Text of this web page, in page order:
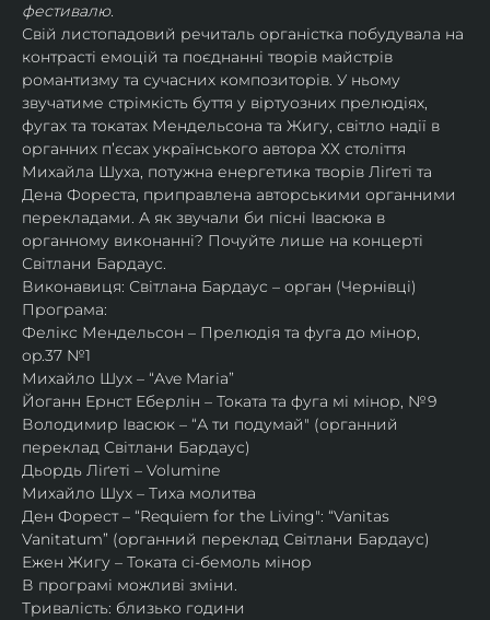
фестивалю.
Свій листопадовий речиталь органістка побудувала на
контрасті емоцій та поєднанні творів майстрів
романтизму та сучасних композиторів. У ньому
звучатиме стрімкість буття у віртуозних прелюдіях,
фугах та токатах Мендельсона та Жигу, світло надії в
органних пʼєсах українського автора ХХ століття
Михайла Шуха, потужна енергетика творів Ліґеті та
Дена Фореста, приправлена авторськими органними
перекладами. А як звучали би пісні Івасюка в
органному виконанні? Почуйте лише на концерті
Світлани Бардаус.
Виконавиця: Світлана Бардаус – орган (Чернівці)
Програма:
Фелікс Мендельсон – Прелюдія та фуга до мінор,
op.37 №1
Михайло Шух – “Ave Maria”
Йоганн Ернст Еберлін – Токата та фуга мі мінор, №9
Володимир Івасюк – “А ти подумай" (органний
переклад Світлани Бардаус)
Дьордь Ліґеті – Volumine
Михайло Шух – Тиха молитва
Ден Форест – “Requiem for the Living": “Vanitas
Vanitatum” (органний переклад Світлани Бардаус)
Ежен Жигу – Токата сі-бемоль мінор
В програмі можливі зміни.
Тривалість: близько години